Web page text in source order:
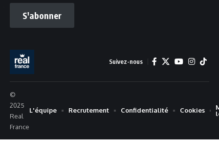
S'abonner
Suivez-nous
©
2025
Real
France
L'équipe Recrutement Confidentialité Cookies